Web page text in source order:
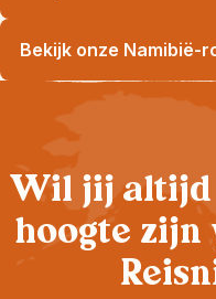
Bekijk onze Namibië-
Wil jij altijd
hoogte zijn